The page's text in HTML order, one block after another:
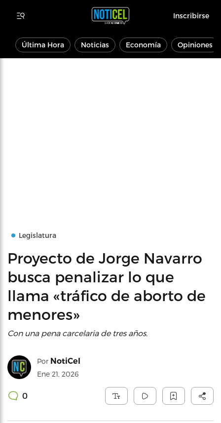
Inscribirse
Última Hora Noticias Economía Opiniones
Legislatura
Proyecto de Jorge Navarro
busca penalizar lo que
llama «tráfico de aborto de
menores»
Con una pena carcelaria de tres años.
Por NotiCel
Ene 21, 2026
0